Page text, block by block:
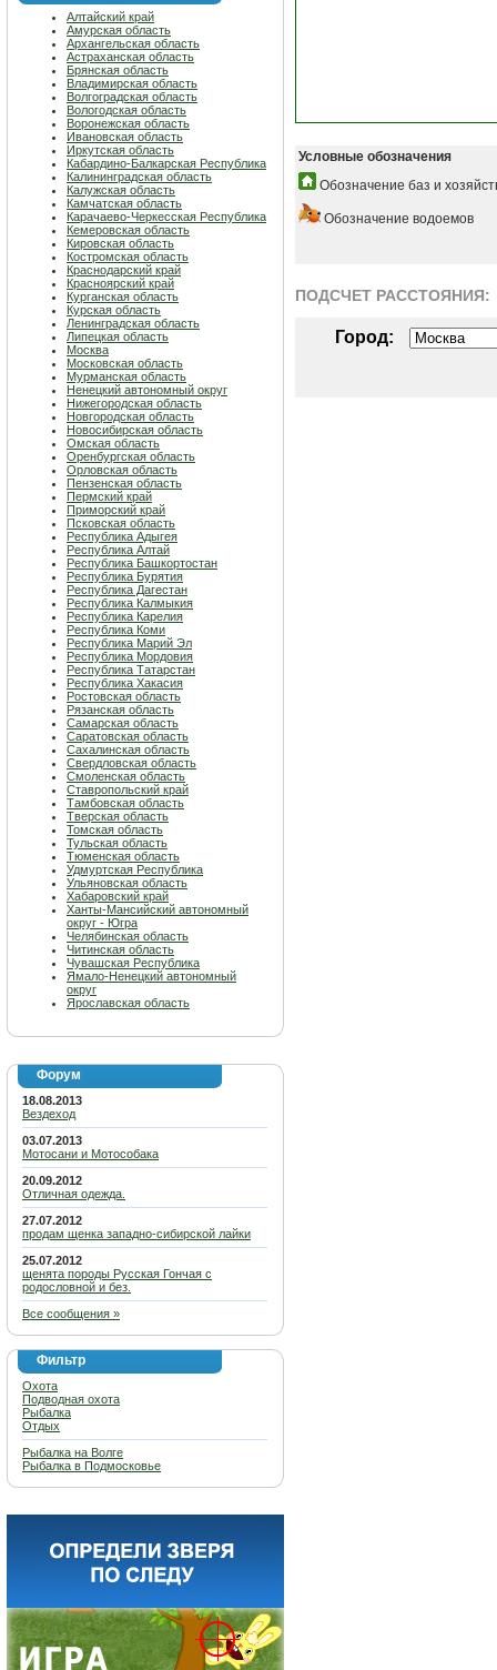
Алтайский край
Амурская область
Архангельская область
Астраханская область
Брянская область
Владимирская область
Волгоградская область
Вологодская область
Воронежская область
Ивановская область
Иркутская область
Кабардино-Балкарская Республика
Калининградская область
Калужская область
Камчатская область
Карачаево-Черкесская Республика
Кемеровская область
Кировская область
Костромская область
Краснодарский край
Красноярский край
Курганская область
Курская область
Ленинградская область
Липецкая область
Москва
Московская область
Мурманская область
Ненецкий автономный округ
Нижегородская область
Новгородская область
Новосибирская область
Омская область
Оренбургская область
Орловская область
Пензенская область
Пермский край
Приморский край
Псковская область
Республика Адыгея
Республика Алтай
Республика Башкортостан
Республика Бурятия
Республика Дагестан
Республика Калмыкия
Республика Карелия
Республика Коми
Республика Марий Эл
Республика Мордовия
Республика Татарстан
Республика Хакасия
Ростовская область
Рязанская область
Самарская область
Саратовская область
Сахалинская область
Свердловская область
Смоленская область
Ставропольский край
Тамбовская область
Тверская область
Томская область
Тульская область
Тюменская область
Удмуртская Республика
Ульяновская область
Хабаровский край
Ханты-Мансийский автономный
округ - Югра
Челябинская область
Читинская область
Чувашская Республика
Ямало-Ненецкий автономный
округ
Ярославская область
Форум
18.08.2013
Вездеход
03.07.2013
Мотосани и Мотособака
20.09.2012
Отличная одежда.
27.07.2012
продам щенка западно-сибирской лайки
25.07.2012
щенята породы Русская Гончая с
родословной и без.
Все сообщения »
Фильтр
Охота
Подводная охота
Рыбалка
Отдых
Рыбалка на Волге
Рыбалка в Подмосковье
Условные обозначения
Обозначение баз и
Обозначение водоемов
ПОДСЧЕТ РАСCТОЯНИЯ:
Город: